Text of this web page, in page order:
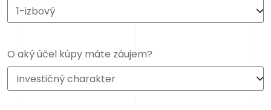
O aký účel kúpy máte záujem?